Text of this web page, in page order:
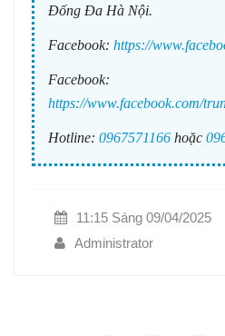
Đống Đa Hà Nội.
Facebook: https://
Facebook:
https://www.facebook.com/
Hotline: 0967571166 hoặc
11:15 Sáng 09/04/2025
Administrator